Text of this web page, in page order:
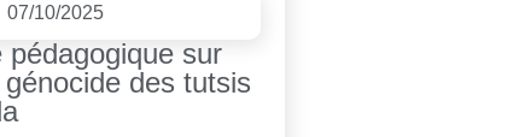
07/10/2025
pédagogique sur
des tutsis